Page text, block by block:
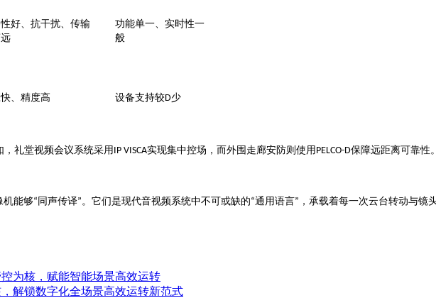
好、抗干扰、传输
功能单一、实时性一
般
、精度高 设备支持较D少
礼堂视频会议系统采用 IP VISCA实现集中控场，而外围走廊安防则使用 PELCO-D保障远距离可靠性。
机能够“ 同声传译” 。它们是现代音视频系统中不可或缺的“通用语言” ，承载着每一次云台转动与镜
为核，赋能智能场景高效运转
解锁数字化全场景高效运转新范式